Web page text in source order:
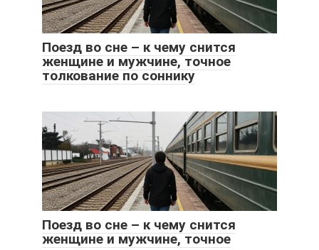
Поезд во сне – к чему снится
женщине и мужчине, точное
толкование по соннику
Поезд во сне – к чему снится
женщине и мужчине, точное